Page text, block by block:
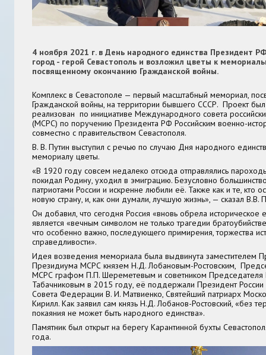
4 ноября 2021 г. в День народного единства Президент
город - герой Севастополь и возложил цветы к
посвященному окончанию Гражданской войны.
Комплекс в Севастополе — первый масштабный мемориал,
Гражданской войны, на территории бывшего СССР. Проект был
реализован по инициативе Международного совета
(МСРС) по поручению Президента РФ Российским военно-
совместно с правительством Севастополя.
В. В. Путин выступил с речью по случаю Дня народного
мемориалу цветы.
«В 1920 году совсем недалеко отсюда отправлялись
покидал Родину, уходил в эмиграцию. Безусловно
патриотами России и искренне любили её. Также как и те, кто
новую страну, и, как они думали, лучшую жизнь», — сказал В.В.
Он добавил, что сегодня Россия «вновь обрела историческое
является «вечным символом не только трагедии
что особенно важно, последующего примирения, торжества
справедливости».
Идея возведения мемориала была выдвинута заместителем
Президиума МСРС князем Н.Д. Лобановым-Ростовским,
МСРС графом П.П. Шереметевым и советником
Табачниковым в 2015 году, её поддержали Президент России
Совета Федерации В. И. Матвиенко, Святейший патриарх
Кирилл. Как заявил сам князь Н.Д. Лобанов-Ростовский, «без
покаяния не может быть народного единства».
Памятник был открыт на берегу Карантинной бухты
года.